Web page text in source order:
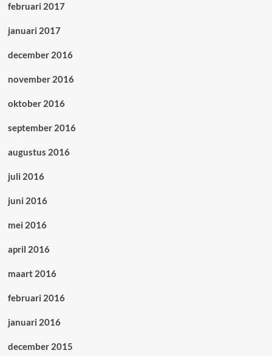
februari 2017
januari 2017
december 2016
november 2016
oktober 2016
september 2016
augustus 2016
juli 2016
juni 2016
mei 2016
april 2016
maart 2016
februari 2016
januari 2016
december 2015